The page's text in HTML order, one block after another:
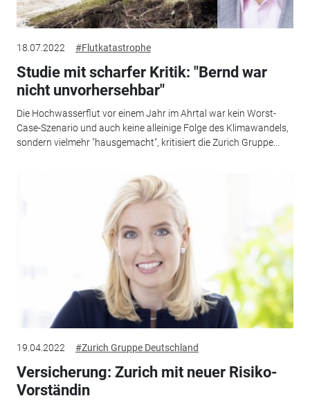
18.07.2022 #Flutkatastrophe
Studie mit scharfer Kritik: "Bernd war
nicht unvorhersehbar"
Die Hochwasserflut vor einem Jahr im Ahrtal war kein Worst-
Case-Szenario und auch keine alleinige Folge des Klimawandels,
sondern vielmehr "hausgemacht", kritisiert die Zurich Gruppe...
19.04.2022 #Zurich Gruppe Deutschland
Versicherung: Zurich mit neuer Risiko-
Vorständin